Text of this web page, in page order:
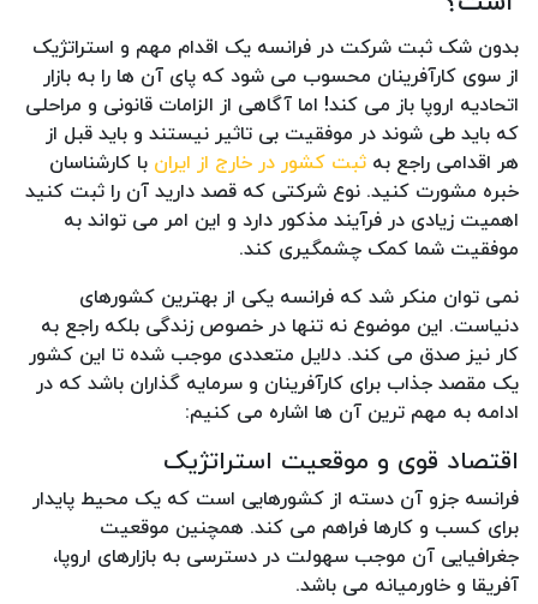
بدون شک ثبت شرکت در فرانسه یک اقدام مهم و استراتژیک
از سوی کارآفرینان محسوب می شود که پای آن ها را به بازار
اتحادیه اروپا باز می کند! اما آگاهی از الزامات قانونی و مراحلی
که باید طی شوند در موفقیت بی تاثیر نیستند و باید قبل از
هر اقدامی راجع به ثبت کشور در خارج از ایران با کارشناسان
خبره مشورت کنید. نوع شرکتی که قصد دارید آن را ثبت کنید
اهمیت زیادی در فرآیند مذکور دارد و این امر می تواند به
موفقیت شما کمک چشمگیری کند.
نمی توان منکر شد که فرانسه یکی از بهترین کشورهای
دنیاست. این موضوع نه تنها در خصوص زندگی بلکه راجع به
کار نیز صدق می کند. دلایل متعددی موجب شده تا این کشور
یک مقصد جذاب برای کارآفرینان و سرمایه گذاران باشد که در
ادامه به مهم ترین آن ها اشاره می کنیم:
اقتصاد قوی و موقعیت استراتژیک
فرانسه جزو آن دسته از کشورهایی است که یک محیط پایدار
برای کسب و کارها فراهم می کند. همچنین موقعیت
جغرافیایی آن موجب سهولت در دسترسی به بازارهای اروپا،
آفریقا و خاورمیانه می باشد.